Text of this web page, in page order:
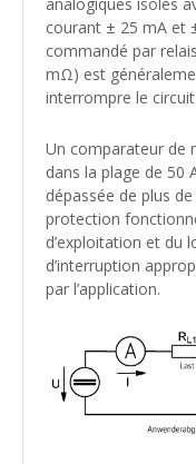
courant ± 25 mA et
commandé par
mΩ) est
interrompre le circuit.
Un comparateur de
dans la plage de 50
dépassée de plus
protection
d’exploitation et du
d’interruption
par l’application.